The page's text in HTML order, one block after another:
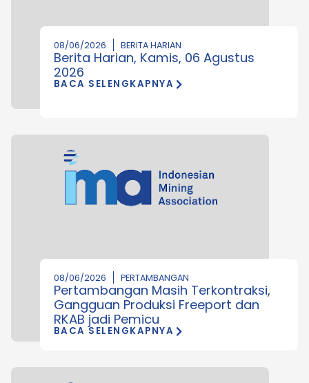
08/06/2026 BERITA HARIAN
Berita Harian, Kamis, 06 Agustus
2026
BACA SELENGKAPNYA
08/06/2026 PERTAMBANGAN
Pertambangan Masih Terkontraksi,
Gangguan Produksi Freeport dan
RKAB jadi Pemicu
BACA SELENGKAPNYA